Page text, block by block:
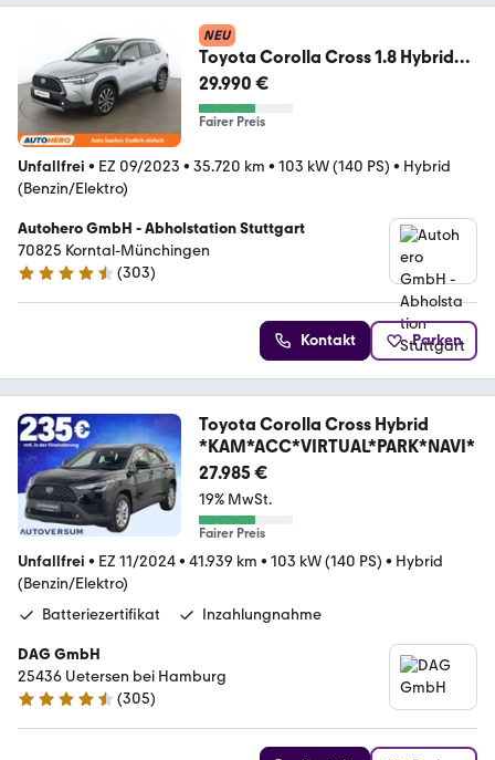
NEU
Toyota Corolla Cross 1.8 Hybrid
FWD Team Deutschland
29.990 €
Fairer Preis
Unfallfrei • EZ 09/2023 • 35.720 km • 103 kW (140 PS) • Hybrid
(Benzin/Elektro)
Autohero GmbH - Abholstation Stuttgart
70825 Korntal-Münchingen
4.4 Sterne
(303)
Kontakt Parken
Toyota Corolla Cross Hybrid
*KAM*ACC*VIRTUAL*PARK*NAVI*
27.985 €
19% MwSt.
Fairer Preis
Unfallfrei • EZ 11/2024• 41.939 km • 103 kW (140 PS) • Hybrid
(Benzin/Elektro)
Batteriezertifikat
Inzahlungnahme
DAG GmbH
25436 Uetersen bei Hamburg
4.5 Sterne
(305)